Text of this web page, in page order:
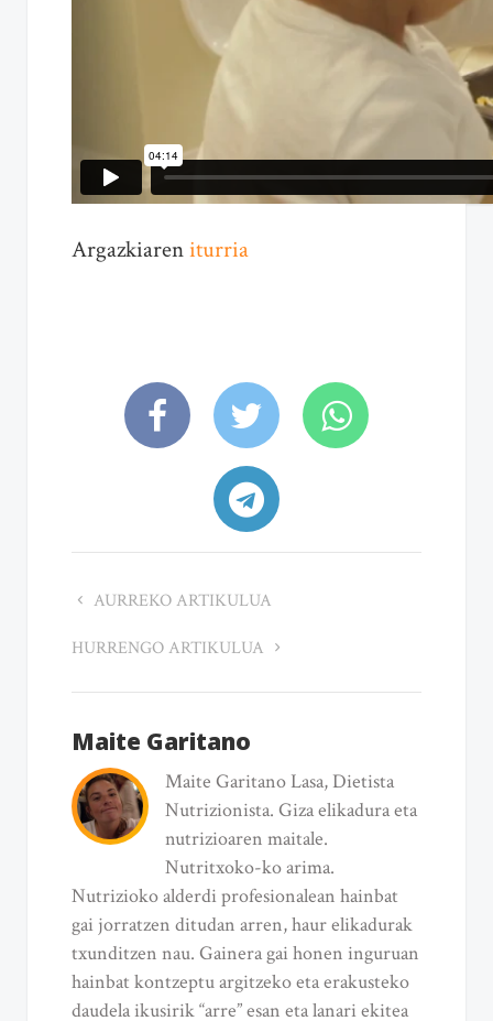
Argazkiareniturria
AURREKO ARTIKULUA
HURRENGO ARTIKULUA
Maite Garitano
Maite Garitano Lasa, Dietista
Nutrizionista. Giza elikadura eta
nutrizioaren maitale.
Nutritxoko-ko arima.
Nutrizioko alderdi profesionalean hainbat
gai jorratzen ditudan arren, haur elikadurak
txunditzen nau. Gainera gai honen inguruan
hainbat kontzeptu argitzeko eta erakusteko
daudela ikusirik “arre” esan eta lanari ekitea